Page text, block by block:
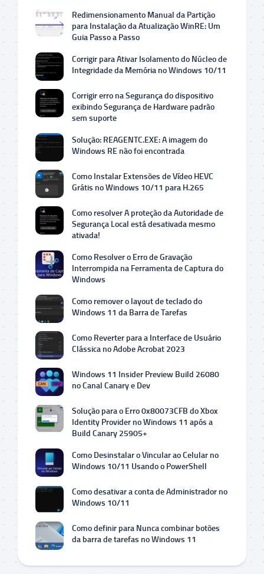
Redimensionamento Manual da Partição
para Instalação da Atualização WinRE: Um
Guia Passo a Passo
Corrigir para Ativar Isolamento do Núcleo de
Integridade da Memória no Windows 10/11
Corrigir erro na Segurança do dispositivo
exibindo Segurança de Hardware padrão
sem suporte
Solução: REAGENTC.EXE: A imagem do
Windows RE não foi encontrada
Como Instalar Extensões de Vídeo HEVC
Grátis no Windows 10/11 para H.265
Como resolver A proteção da Autoridade de
Segurança Local está desativada mesmo
ativada!
Como Resolver o Erro de Gravação
Interrompida na Ferramenta de Captura do
Windows
Como remover o layout de teclado do
Windows 11 da Barra de Tarefas
Como Reverter para a Interface de Usuário
Clássica no Adobe Acrobat 2023
Windows 11 Insider Preview Build 26080
no Canal Canary e Dev
Solução para o Erro 0x80073CFB do Xbox
Identity Provider no Windows 11 após a
Build Canary 25905+
Como Desinstalar o Vincular ao Celular no
Windows 10/11 Usando o PowerShell
Como desativar a conta de Administrador no
Windows 10/11
Como definir para Nunca combinar botões
da barra de tarefas no Windows 11